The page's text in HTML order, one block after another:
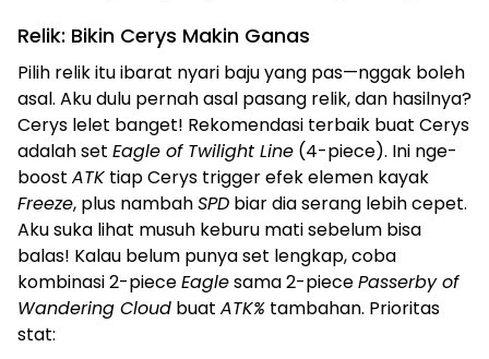
Relik: Bikin Cerys Makin Ganas
Pilih relik itu ibarat nyari baju yang pas—nggak boleh
asal. Aku dulu pernah asal pasang relik, dan hasilnya?
Cerys lelet banget! Rekomendasi terbaik buat Cerys
adalah set Eagle of Twilight Line (4-piece). Ini nge-
boost ATK tiap Cerys trigger efek elemen kayak
Freeze, plus nambahSPD biar dia serang lebih cepet.
Aku suka lihat musuh keburu mati sebelum bisa
balas! Kalau belum punya set lengkap, coba
kombinasi 2-pieceEaglesama 2-piecePasserby of
Wandering Cloud buat ATK% tambahan. Prioritas
stat: